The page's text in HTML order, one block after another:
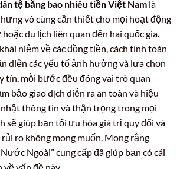
tệ bằng bao nhiêu tiền Việt Nam là
vô cùng cần thiết cho mọi hoạt động
du lịch liên quan đến hai quốc gia.
niệm về các đồng tiền, cách tính toán
diện các yếu tố ảnh hưởng và lựa chọn
tín, mỗi bước đều đóng vai trò quan
bảo giao dịch diễn ra an toàn và hiệu
thông tin và thận trọng trong mọi
sẽ giúp bạn tối ưu hóa giá trị quy đổi và
ro không mong muốn. Mong rằng
Ngoài” cung cấp đã giúp bạn có cái